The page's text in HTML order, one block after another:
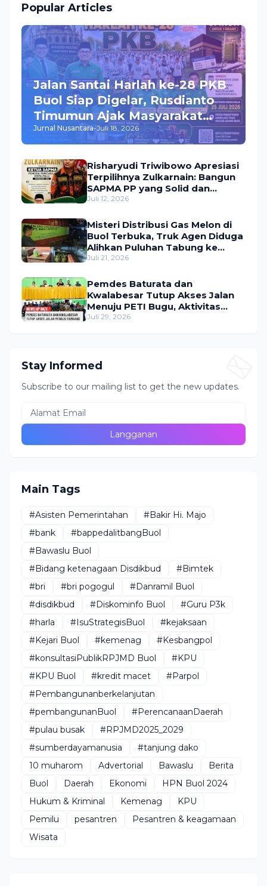
Popular Articles
Jalan Santai Harlah ke-28 PKB
Buol Siap Digelar, Rusdianto
Timumun Ajak Masyarakat
Meriahkan Acara, Hadiah
Utama Umroh Menanti Peserta
Jurnal Nusantara-Juli 18, 2026
Risharyudi Triwibowo Apresiasi
Terpilihnya Zulkarnain: Bangun
SAPMA PP yang Solid dan
Bermanfaat bagi Masyarakat
Juli 12, 2026
Misteri Distribusi Gas Melon di
Buol Terbuka, Truk Agen Diduga
Alihkan Puluhan Tabung ke
Lokasi Tak Resmi
Juli 21, 2026
Pemdes Baturata dan
Kwalabesar Tutup Akses Jalan
Menuju PETI Bugu, Aktivitas
Tambang Diduga Masih
Juli 29, 2026
Stay Informed
Subscribe to our mailing list to get the new updates.
Main Tags
#Asisten Pemerintahan
#Bakir Hi. Majo
#bank
#bappedalitbangBuol
#Bawaslu Buol
#Bidang ketenagaan Disdikbud
#Bimtek
#bri
#bri pogogul
#Danramil Buol
#disdikbud
#Diskominfo Buol
#Guru P3k
#harla
#IsuStrategisBuol
#kejaksaan
#Kejari Buol
#kemenag
#Kesbangpol
#konsultasiPublikRPJMD Buol
#KPU
#KPU Buol
#kredit macet
#Parpol
#Pembangunanberkelanjutan
#pembangunanBuol
#PerencanaanDaerah
#pulau busak
#RPJMD2025_2029
#sumberdayamanusia
#tanjung dako
10 muharom
Advertorial Bawaslu
Berita
Buol
Daerah Ekonomi
HPN Buol 2024
Hukum & Kriminal
Kemenag
KPU
Pemilu
pesantren
Pesantren & keagamaan
Wisata